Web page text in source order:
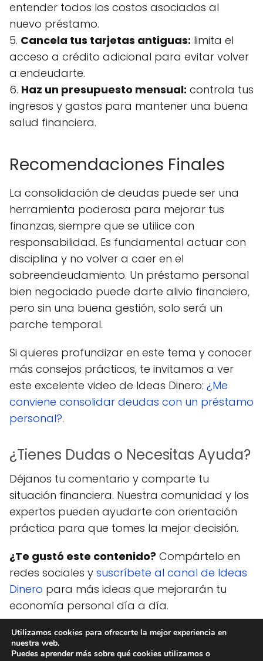
entender todos los costos asociados al
nuevo préstamo.
5. Cancela tus tarjetas antiguas: limita el
acceso a crédito adicional para evitar volver
a endeudarte.
6. Haz un presupuesto mensual: controla tus
ingresos y gastos para mantener una buena
salud financiera.
Recomendaciones Finales
La consolidación de deudas puede ser una
herramienta poderosa para mejorar tus
finanzas, siempre que se utilice con
responsabilidad. Es fundamental actuar con
disciplina y no volver a caer en el
sobreendeudamiento. Un préstamo personal
bien negociado puede darte alivio financiero,
pero sin una buena gestión, solo será un
parche temporal.
Si quieres profundizar en este tema y conocer
más consejos prácticos, te invitamos a ver
este excelente video de Ideas Dinero: ¿Me
conviene consolidar deudas con un préstamo
personal?.
¿Tienes Dudas o Necesitas Ayuda?
Déjanos tu comentario y comparte tu
situación financiera. Nuestra comunidad y los
expertos pueden ayudarte con orientación
práctica para que tomes la mejor decisión.
¿Te gustó este contenido? Compártelo en
redes sociales y suscríbete al canal de Ideas
Dinero para más ideas que mejorarán tu
economía personal día a día.
Ideas Dinero blog ¿Es bueno pedir un préstamo personal
Utilizamos cookies para ofrecerte la mejor experiencia en
nuestra web.
Puedes aprender más sobre qué cookies utilizamos o